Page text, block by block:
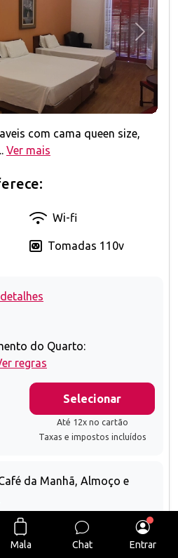
com cama queen size,
Ver mais
Wi-fi
Tomadas 110v
do Quarto:
regras
Selecionar
Até 12x no cartão
Taxas e impostos incluídos
da Manhã, Almoço e
do Quarto:
Mala Chat Entrar